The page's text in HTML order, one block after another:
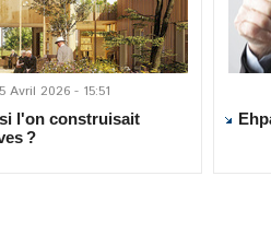
Avril 2026 - 15:51
l'on construisait
?